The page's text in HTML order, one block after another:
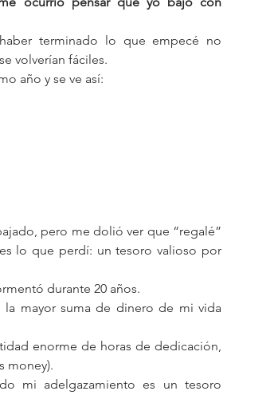
terminado lo que empecé no
volverían fáciles.
año y se ve así:
pero me dolió ver que “regalé”
lo que perdí: un tesoro valioso por
durante 20 años.
mayor suma de dinero de mi vida
enorme de horas de dedicación,
money).
mi adelgazamiento es un tesoro